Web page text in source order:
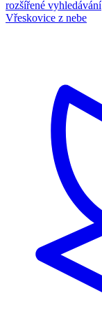
rozšířené vyhledávání
Vřeskovice z nebe